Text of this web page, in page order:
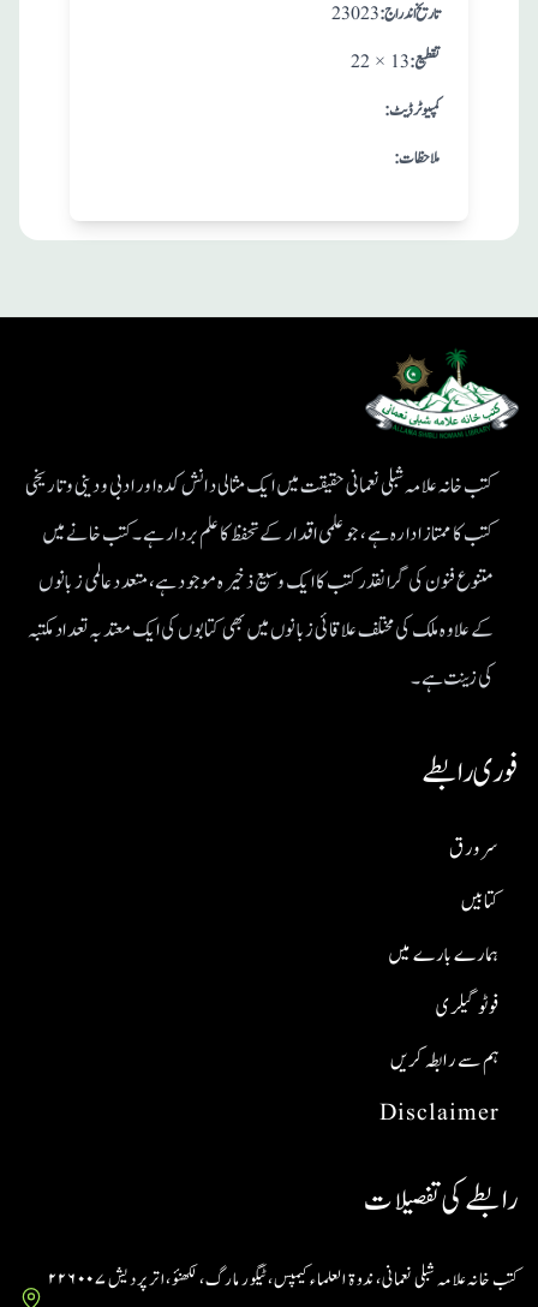
23023 : تاريخ اندراج
22 × 13 :تقطيع
:کمپیوٹر ڈیٹ
:ملاحظات
کتب خانہ علامہ شبلی نعمانی حقیقت میں ایک مثالی دانش کدہ اور ادبی ودینی و تاریخی
کتب کا ممتاز ادارہ ہے، جو علمی اقدار کے تحفظ کا علم بردار ہے۔کتب خانے میں
متنوع فنون کی گرانقدر کتب کا ایک وسیع ذخیرہ موجود ہے، متعدد عالمی زبانوں
کے علاوہ ملک کی مختلف علاقائی زبانوں میں بھی کتابوں کی ایک معتد بہ تعداد مکتبہ
کی زینت ہے۔
فوری رابطے
Disclaimer
ہم سے رابطہ کریں
فوٹو گیلری
ہمارے بارے میں
کتابیں
سر ورق
رابطے کی تفصیلات
کتب خانہ علامہ شبلی نعمانی، ندوۃ العلماء کیمپس، ٹیگور مارگ، لکھنؤ، اتر پردیش ۲۲۶۰۰۷